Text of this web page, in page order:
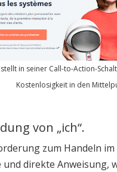
in seiner Call-to-Action-
Kostenlosigkeit in den
von „ich“.
zum Handeln
und direkte Anweisung,